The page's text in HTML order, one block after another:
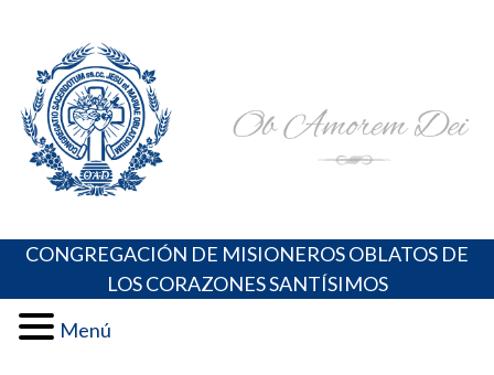
content
Portal de los Padres Oblatos. Advocaciones Marianas,
Oraciones, Música religiosa y más
CONGREGACIÓN DE MISIONEROS OBLATOS DE
LOS CORAZONES SANTÍSIMOS
Menú